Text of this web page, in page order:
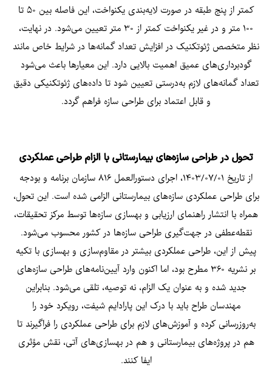
کمتر از پنج طبقه در صورت لایه‌بندی یکنواخت، این فاصله بین ۵۰ تا
۱۰۰ متر و در غیر یکنواخت کمتر از ۳۰ متر تعیین می‌شود. در نهایت،
نظر متخصص ژئوتکنیک در افزایش تعداد گمانه‌ها در شرایط خاص مانند
گودبرداری‌های عمیق اهمیت بالایی دارد. این معیارها باعث می‌شود
تعداد گمانه‌های لازم به‌درستی تعیین شود تا داده‌های ژئوتکنیکی دقیق
و قابل اعتماد برای طراحی سازه فراهم گردد.
تحول در طراحی سازه‌های بیمارستانی با الزام طراحی عملکردی
از تاریخ ۱۴۰۳/۰۷/۰۱، اجرای دستورالعمل ۸۱۶ سازمان برنامه و بودجه
برای طراحی عملکردی سازه‌های بیمارستانی الزامی شده است. این تحول،
همراه با انتشار راهنمای ارزیابی و بهسازی سازه‌ها توسط مرکز تحقیقات،
نقطه‌عطفی در جهت‌گیری طراحی سازه‌ها در کشور محسوب می‌شود.
پیش از این، طراحی عملکردی بیشتر در مقاوم‌سازی و بهسازی با تکیه
بر نشریه ۳۶۰ مطرح بود، اما اکنون وارد آیین‌نامه‌های طراحی سازه‌های
جدید شده و به عنوان یک الزام، نه توصیه، تلقی می‌شود. بنابراین
مهندسان طراح باید با درک این پارادایم شیفت، رویکرد خود را
به‌روزرسانی کرده و آموزش‌های لازم برای طراحی عملکردی را فراگیرند تا
هم در پروژه‌های بیمارستانی و هم در بهسازی‌های آتی، نقش مؤثری
ایفا کنند.